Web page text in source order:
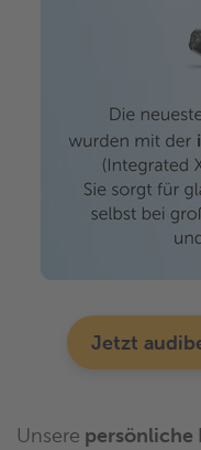
Jetzt
Unsere persönliche